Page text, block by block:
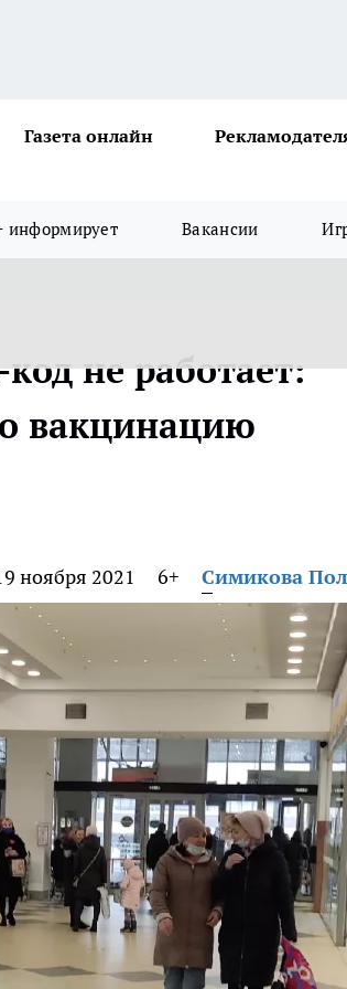
Газета онлайн
информирует Вакансии
не работает:
вакцинацию
ноября 2021 6+ Симикова